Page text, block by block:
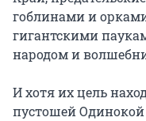
гоблинами и
гигантскими
народом и
И хотя их цель
пустошей